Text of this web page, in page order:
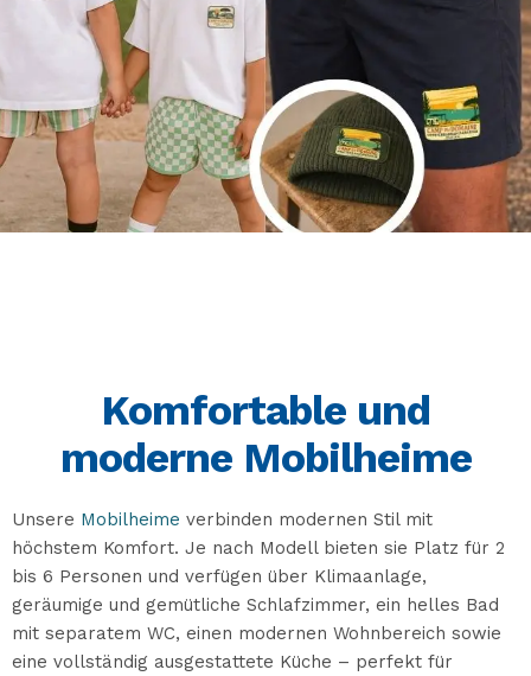
Komfortable und
moderne Mobilheime
Unsere Mobilheime verbinden modernen Stil mit
höchstem Komfort. Je nach Modell bieten sie Platz für 2
bis 6 Personen und verfügen über Klimaanlage,
geräumige und gemütliche Schlafzimmer, ein helles Bad
mit separatem WC, einen modernen Wohnbereich sowie
eine vollständig ausgestattete Küche – perfekt für